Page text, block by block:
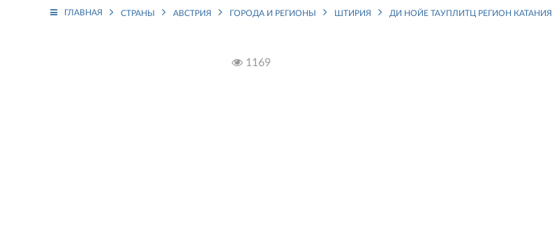
ГЛАВНАЯ СТРАНЫ АВСТРИЯ ГОРОДА И РЕГИОНЫ ШТИРИЯ ДИ НОЙЕ ТАУПЛИТЦ РЕГИОН КАТАНИЯ
1169